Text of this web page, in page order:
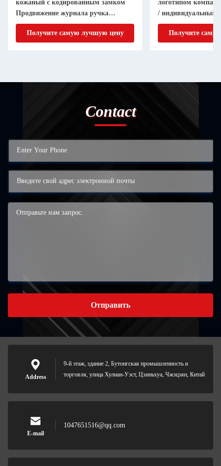
кожаный с кодированным замком
Продвижение журнала ручка
блокнот набор
Получите самую лучшую цену
логотипом
/ индивидуальный
Получите
Contact
Отправить
Address
9-й этаж, здание 2, Бутонгская промышленность и
торговля, улица Хулиан-Уэст, Цзиньхуа, Чжэцзян, Китай
E-mail
1047651516@qq.com